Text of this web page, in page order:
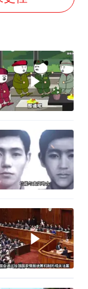
36岁男演员成景区NPC后人气爆棚
量发展
台当局重金为“台独”织“皇帝新衣”
几元成本的AI广告导致千万市值蒸发
健康中国